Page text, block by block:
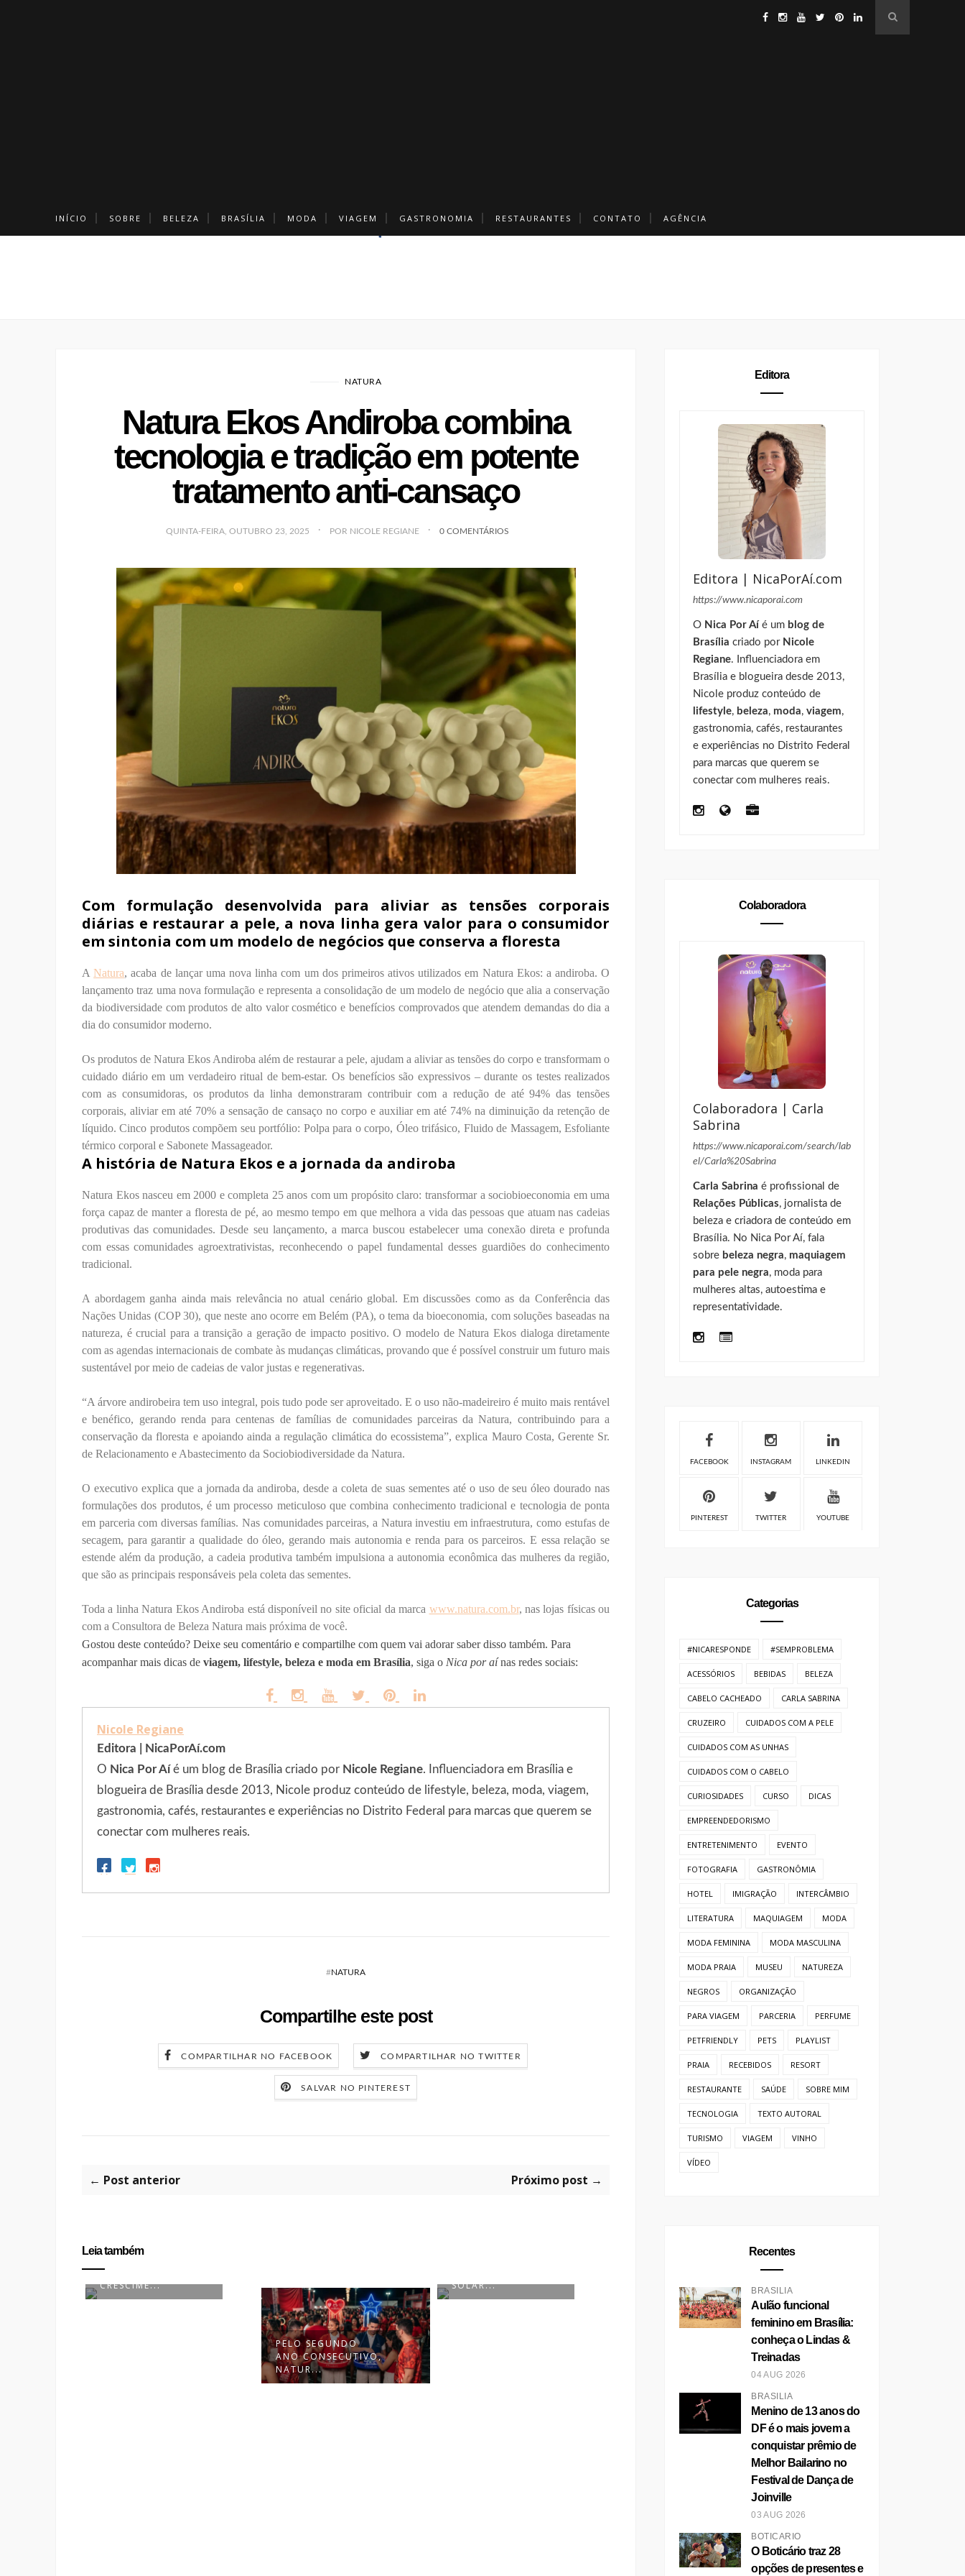
INÍCIO SOBRE BELEZA BRASÍLIA MODA VIAGEM GASTRONOMIA RESTAURANTES CONTATO AGÊNCIA
NATURA
Natura Ekos Andiroba combina
tecnologia e tradição em potente
tratamento anti-cansaço
QUINTA-FEIRA, OUTUBRO 23, 2025 POR NICOLE REGIANE 0 COMENTÁRIOS
Com formulação desenvolvida para aliviar as tensões corporais
diárias e restaurar a pele, a nova linha gera valor para o consumidor
em sintonia com um modelo de negócios que conserva a floresta
ANatura, acaba de lançar uma nova linha com um dos primeiros ativos utilizados em Natura Ekos: a andiroba. O
lançamento traz uma nova formulação e representa a consolidação de um modelo de negócio que alia a conservação
da biodiversidade com produtos de alto valor cosmético e benefícios comprovados que atendem demandas do dia a
dia do consumidor moderno.
Os produtos de Natura Ekos Andiroba além de restaurar a pele, ajudam a aliviar as tensões do corpo e transformam o
cuidado diário em um verdadeiro ritual de bem-estar. Os benefícios são expressivos – durante os testes realizados
com as consumidoras, os produtos da linha demonstraram contribuir com a redução de até 94% das tensões
corporais, aliviar em até 70% a sensação de cansaço no corpo e auxiliar em até 74% na diminuição da retenção de
líquido. Cinco produtos compõem seu portfólio: Polpa para o corpo, Óleo trifásico, Fluido de Massagem, Esfoliante
térmico corporal e Sabonete Massageador.
A história de Natura Ekos e a jornada da andiroba
Natura Ekos nasceu em 2000 e completa 25 anos com um propósito claro: transformar a sociobioeconomia em uma
força capaz de manter a floresta de pé, ao mesmo tempo em que melhora a vida das pessoas que atuam nas cadeias
produtivas das comunidades. Desde seu lançamento, a marca buscou estabelecer uma conexão direta e profunda
com essas comunidades agroextrativistas, reconhecendo o papel fundamental desses guardiões do conhecimento
tradicional.
A abordagem ganha ainda mais relevância no atual cenário global. Em discussões como as da Conferência das
Nações Unidas (COP 30), que neste ano ocorre em Belém (PA), o tema da bioeconomia, com soluções baseadas na
natureza, é crucial para a transição a geração de impacto positivo. O modelo de Natura Ekos dialoga diretamente
com as agendas internacionais de combate às mudanças climáticas, provando que é possível construir um futuro mais
sustentável por meio de cadeias de valor justas e regenerativas.
“A árvore andirobeira tem uso integral, pois tudo pode ser aproveitado. E o uso não-madeireiro é muito mais rentável
e benéfico, gerando renda para centenas de famílias de comunidades parceiras da Natura, contribuindo para a
conservação da floresta e apoiando ainda a regulação climática do ecossistema”, explica Mauro Costa, Gerente Sr.
de Relacionamento e Abastecimento da Sociobiodiversidade da Natura.
O executivo explica que a jornada da andiroba, desde a coleta de suas sementes até o uso de seu óleo dourado nas
formulações dos produtos, é um processo meticuloso que combina conhecimento tradicional e tecnologia de ponta
em parceria com diversas famílias. Nas comunidades parceiras, a Natura investiu em infraestrutura, como estufas de
secagem, para garantir a qualidade do óleo, gerando mais autonomia e renda para os parceiros. E essa relação se
estende além da produção, a cadeia produtiva também impulsiona a autonomia econômica das mulheres da região,
que são as principais responsáveis pela coleta das sementes.
Toda a linha Natura Ekos Andiroba está disponíveil no site oficial da marca www.natura.com.br, nas lojas físicas ou
com a Consultora de Beleza Natura mais próxima de você.
Gostou deste conteúdo? Deixe seu comentário e compartilhe com quem vai adorar saber disso também. Para
acompanhar mais dicas de viagem, lifestyle, beleza e moda em Brasília, siga o Nica por aínas redes sociais:
Nicole Regiane
Editora | NicaPorAí.com
O Nica Por Aíé um blog de Brasília criado por Nicole Regiane. Influenciadora em Brasília e
blogueira de Brasília desde 2013, Nicole produz conteúdo de lifestyle, beleza, moda, viagem,
gastronomia, cafés, restaurantes e experiências no Distrito Federal para marcas que querem se
conectar com mulheres reais.
#NATURA
Compartilhe este post
COMPARTILHAR NO FACEBOOK COMPARTILHAR NO TWITTER
SALVAR NO PINTEREST
← Post anterior Próximo post →
Leia também
PELO SEGUNDO
ANO CONSECUTIVO,
SOLAR...
HI...
NATURA LIDERA
PARTICIPAÇÃO DO
MERCA...
Editora
Editora | NicaPorAí.com
https://www.nicaporai.com
O Nica Por Aíé um blog de
Brasília criado por Nicole
Regiane. Influenciadora em
Brasília e blogueira desde 2013,
Nicole produz conteúdo de
lifestyle, beleza, moda,viagem,
gastronomia, cafés, restaurantes
e experiências no Distrito Federal
para marcas que querem se
conectar com mulheres reais.
Colaboradora
Colaboradora | Carla
Sabrina
https://www.nicaporai.com/search/lab
el/Carla%20Sabrina
Carla Sabrina é profissional de
Relações Públicas, jornalista de
beleza e criadora de conteúdo em
Brasília. No Nica Por Aí, fala
sobre beleza negra, maquiagem
para pele negra, moda para
mulheres altas, autoestima e
representatividade.
FACEBOOK INSTAGRAM LINKEDIN
PINTEREST TWITTER YOUTUBE
Categorias
#NICARESPONDE #SEMPROBLEMA
ACESSÓRIOS BEBIDAS BELEZA
CABELO CACHEADO CARLA SABRINA
CRUZEIRO CUIDADOS COM A PELE
CUIDADOS COM AS UNHAS
CUIDADOS COM O CABELO
CURIOSIDADES CURSO DICAS
EMPREENDEDORISMO
ENTRETENIMENTO EVENTO
FOTOGRAFIA GASTRONÔMIA
HOTEL IMIGRAÇÃO INTERCÂMBIO
LITERATURA MAQUIAGEM MODA
MODA FEMININA MODA MASCULINA
MODA PRAIA MUSEU NATUREZA
NEGROS ORGANIZAÇÃO
PARA VIAGEM PARCERIA PERFUME
PETFRIENDLY PETS PLAYLIST
PRAIA RECEBIDOS RESORT
RESTAURANTE SAÚDE SOBRE MIM
TECNOLOGIA TEXTO AUTORAL
TURISMO VIAGEM VINHO
VÍDEO
Recentes
BRASÍLIA
Aulão funcional
feminino em Brasília:
conheça o Lindas &
Treinadas
04 AUG 2026
BRASÍLIA
Menino de 13 anos do
DF é o mais jovem a
conquistar prêmio de
Melhor Bailarino no
Festival de Dança de
Joinville
03 AUG 2026
BOTICÁRIO
O Boticário traz 28
opções de presentes e